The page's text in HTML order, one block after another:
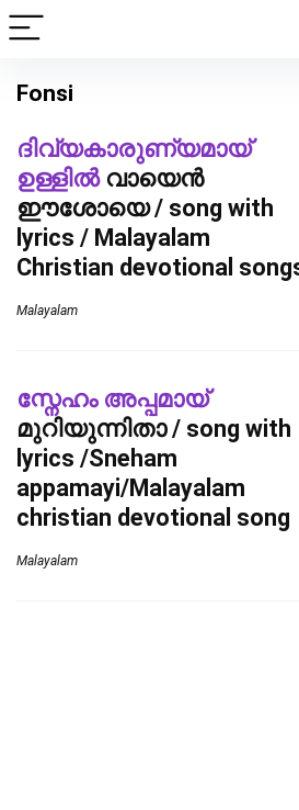
Fonsi
ദിവ്യകാരുണ്യമായ്
ഉള്ളിൽവായെൻ
ഈശോയെ / song with
lyrics / Malayalam
Christian devotional
Malayalam
സ്നേഹം അപ്പമായ്
മുറിയുന്നിതാ / song with
lyrics /Sneham
appamayi/Malayalam
christian devotional song
Malayalam